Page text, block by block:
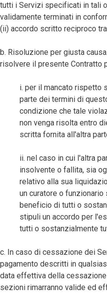
tutti i Servizi specificati in tali
validamente terminati in
(ii) accordo scritto reciproco
b. Risoluzione per giusta
risolvere il presente Contratto
i. per il mancato rispetto
parte dei termini di
condizione che tale
non venga risolta entro
scritta fornita all'altra
ii. nel caso in cui l'altra
insolvente o fallita, sia
relativo alla sua
un curatore o
beneficio di tutti o
stipuli un accordo per
tutti o sostanzialmente
c. In caso di cessazione dei
pagamento descritti in
data effettiva della
sezioni rimarranno valide ed